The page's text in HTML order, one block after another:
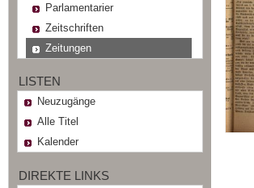
Parlamentarier
Zeitschriften
Zeitungen
LISTEN
Neuzugänge
Alle Titel
Kalender
DIREKTE LINKS